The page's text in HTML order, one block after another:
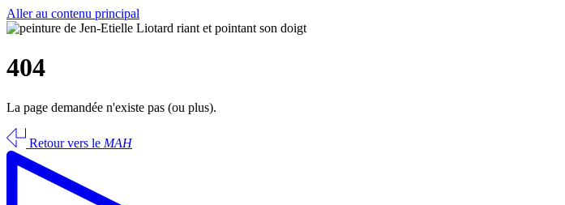
Aller au contenu principal
404
La page demandée n'existe pas (ou plus).
Retour vers le MAH